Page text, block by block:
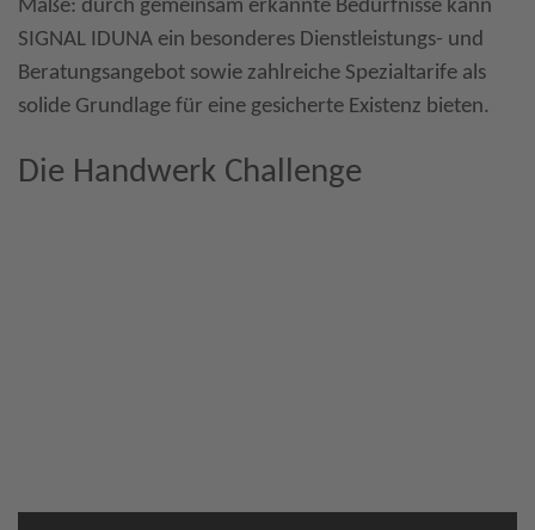
Maße: durch gemeinsam erkannte Bedürfnisse kann
SIGNAL IDUNA ein besonderes Dienstleistungs- und
Beratungsangebot sowie zahlreiche Spezialtarife als
solide Grundlage für eine gesicherte Existenz bieten.
Die Handwerk Challenge